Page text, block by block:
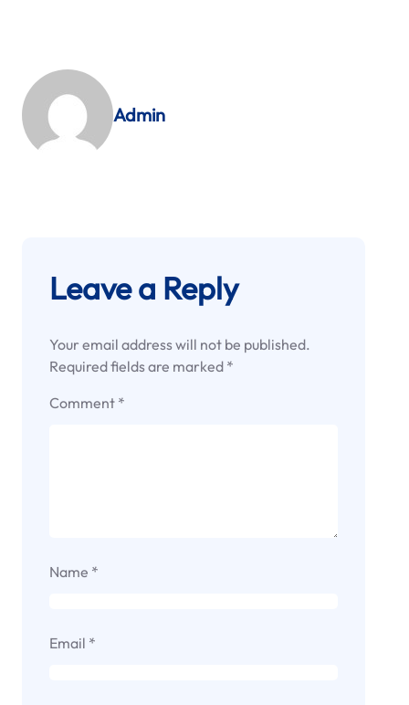
Admin
Leave a Reply
Your email address will not be published.
Required fields are marked *
Comment *
Name *
Email *